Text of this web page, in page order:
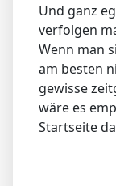
Und ganz
verfolgen
Wenn man
am besten
gewisse
wäre es
Startseite